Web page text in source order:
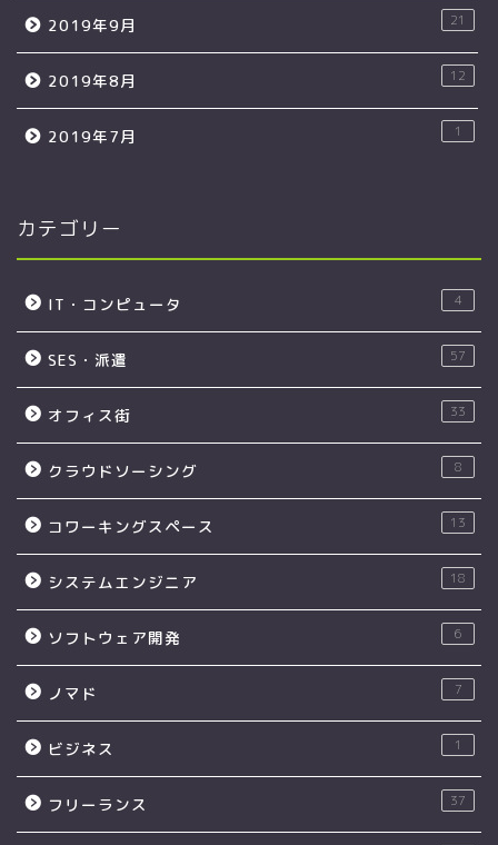
2019年9月 21
2019年8月 12
2019年7月 1
カテゴリー
IT・コンピュータ 4
SES・派遣 57
オフィス街 33
クラウドソーシング 8
コワーキングスペース 13
システムエンジニア 18
ソフトウェア開発 6
ノマド 7
ビジネス 1
フリーランス 37